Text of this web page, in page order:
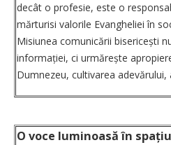
decât o profesie, este o
mărturisi ­valorile Evangheliei în
Misiunea ­comunicării bisericești
informației, ci ur­mărește
Dumnezeu, cultivarea adevărului,
O voce luminoasă în